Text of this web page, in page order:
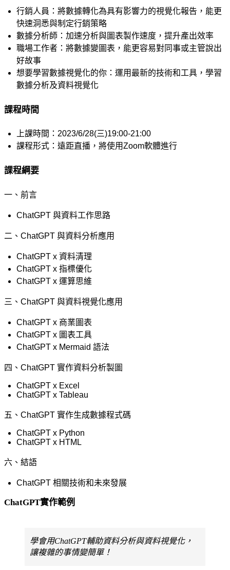
行銷人員：將數據轉化為具有影響力的視覺化報告，能更
快速洞悉與制定行銷策略
數據分析師：加速分析與圖表製作速度，提升產出效率
職場工作者：將數據變圖表，能更容易對同事或主管說出
好故事
想要學習數據視覺化的你：運用最新的技術和工具，學習
數據分析及資料視覺化
課程時間
上課時間： 2023/6/28(三)19:00-21:00
課程形式：遠距直播，將使用Zoom軟體進行
課程綱要
一、前言
ChatGPT 與資料工作思路
二、 ChatGPT 與資料分析應用
ChatGPT x 資料清理
ChatGPT x 指標優化
ChatGPT x 運算思維
三、 ChatGPT 與資料視覺化應用
ChatGPT x 商業圖表
ChatGPT x 圖表工具
ChatGPT x Mermaid 語法
四、 ChatGPT 實作資料分析製圖
ChatGPT x Excel
ChatGPT x Tableau
五、 ChatGPT 實作生成數據程式碼
ChatGPT x Python
ChatGPT x HTML
六、結語
ChatGPT 相關技術和未來發展
ChatGPT實作範例
學會用ChatGPT輔助資料分析與資料視覺化，
讓複雜的事情變簡單！